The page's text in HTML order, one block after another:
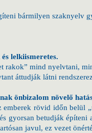
bármilyen szaknyelv
lelkiismeretes.
rakok” mind nyelvtani,
áttudják látni
önbizalom növelő
emberek rövid időn belül
gyorsan betudják
javul, ez vezet